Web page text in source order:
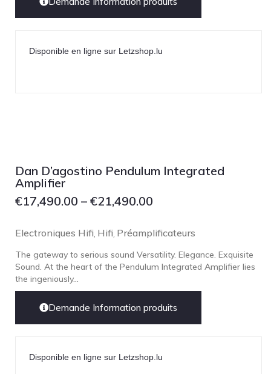
Disponible en ligne sur Letzshop.lu
Dan D’agostino Pendulum Integrated
Amplifier
€17,490.00 – €21,490.00
Electroniques Hifi Hifi Préamplificateurs
The gateway to serious sound Versatility. Elegance. Exquisite
Sound. At the heart of the Pendulum Integrated Amplifier lies
the ingeniously...
Demande Information produits
Disponible en ligne sur Letzshop.lu